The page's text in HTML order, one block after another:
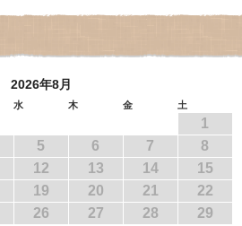
2026年8月
水 木 金 土
1
5 6 7
8
12 13 14
15
19 20 21
22
26 27 28
29